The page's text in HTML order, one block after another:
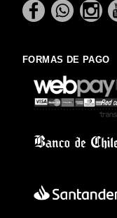
FORMAS DE PAGO